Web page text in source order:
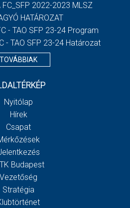
FC_SFP 2022-2023 MLSZ
HATÁROZAT
- TAO SFP 23-24 Program
- TAO SFP 23-24 Határozat
TOVÁBBIAK
Nyitólap
Hírek
Csapat
Budapest
Vezetőség
Stratégia